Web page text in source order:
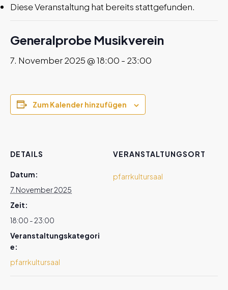
Diese Veranstaltung hat bereits stattgefunden.
Generalprobe Musikverein
7. November 2025 @ 18:00 - 23:00
Zum Kalender hinzufügen
DETAILS
Datum:
7. November 2025
Zeit:
18:00 - 23:00
Veranstaltungskategori
e:
pfarrkultursaal
VERANSTALTUNGSORT
pfarrkultursaal